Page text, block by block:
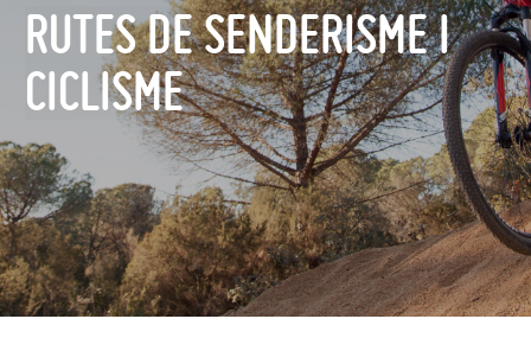
RUTES DE SENDERISME I
CICLISME